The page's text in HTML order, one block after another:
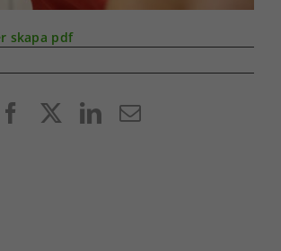
skapa pdf
FacebookLinkedIn
E-